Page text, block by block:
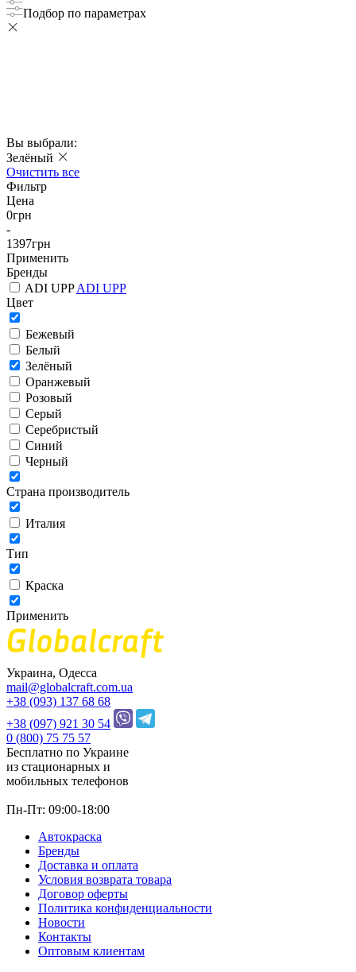
Подбор по параметрах
Вы выбрали:
Зелёный
Очистить все
Фильтр
Цена
0грн
-
1397грн
Применить
Бренды
ADI UPPADI UPP
Цвет
Бежевый
Белый
Зелёный
Оранжевый
Розовый
Серый
Серебристый
Синий
Черный
Страна производитель
Италия
Тип
Краска
Применить
Украина, Одесса
mail@globalcraft.com.ua
+38 (093) 137 68 68
+38 (097) 921 30 54
0 (800) 75 75 57
Бесплатно по Украине
из стационарных и
мобильных телефонов
Пн-Пт: 09:00-18:00
Автокраска
Бренды
Доставка и оплата
Условия возврата товара
Договор оферты
Политика конфиденциальности
Новости
Контакты
Оптовым клиентам